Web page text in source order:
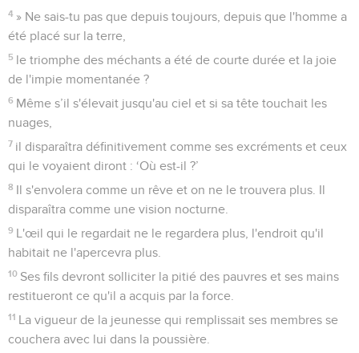
4 » Ne sais-tu pas que depuis toujours, depuis que l'homme a
été placé sur la terre,
5 le triomphe des méchants a été de courte durée et la joie
de l'impie momentanée ?
6 Même s’il s'élevait jusqu'au ciel et si sa tête touchait les
nuages,
7 il disparaîtra définitivement comme ses excréments et ceux
qui le voyaient diront : ‘Où est-il ?’
8 Il s'envolera comme un rêve et on ne le trouvera plus. Il
disparaîtra comme une vision nocturne.
9 L'œil qui le regardait ne le regardera plus, l'endroit qu'il
habitait ne l'apercevra plus.
10 Ses fils devront solliciter la pitié des pauvres et ses mains
restitueront ce qu'il a acquis par la force.
11 La vigueur de la jeunesse qui remplissait ses membres se
couchera avec lui dans la poussière.